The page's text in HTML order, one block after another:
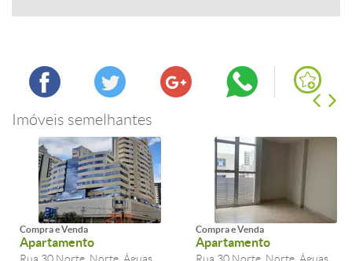
Imóveis semelhantes
Compra e Venda
Apartamento
Compra e Venda
Apartamento